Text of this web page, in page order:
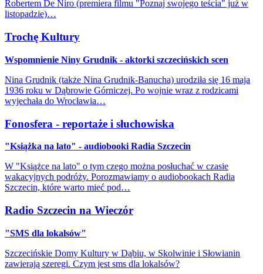
Robertem De Niro (premiera filmu "Poznaj swojego teścia" już w
listopadzie)…
Trochę Kultury
Wspomnienie Niny Grudnik - aktorki szczecińskich scen
Nina Grudnik (także Nina Grudnik-Banucha) urodziła się 16 maja
1936 roku w Dąbrowie Górniczej. Po wojnie wraz z rodzicami
wyjechała do Wrocławia…
Fonosfera - reportaże i słuchowiska
"Książka na lato" - audiobooki Radia Szczecin
W "Książce na lato" o tym czego można posłuchać w czasie
wakacyjnych podróży. Porozmawiamy o audiobookach Radia
Szczecin, które warto mieć pod…
Radio Szczecin na Wieczór
"SMS dla lokalsów"
Szczecińskie Domy Kultury w Dąbiu, w Skolwinie i Słowianin
zawierają szeregi. Czym jest sms dla lokalsów?